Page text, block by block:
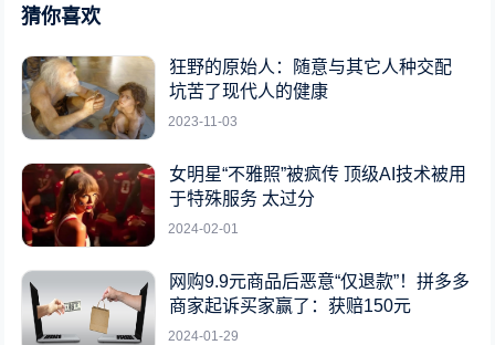
猜你喜欢
狂野的原始人：随意与其它人种交配
坑苦了现代人的健康
2023-11-03
女明星“不雅照”被疯传 顶级AI技术被用
于特殊服务 太过分
2024-02-01
网购9.9元商品后恶意“仅退款”！拼多多
商家起诉买家赢了：获赔150元
2024-01-29